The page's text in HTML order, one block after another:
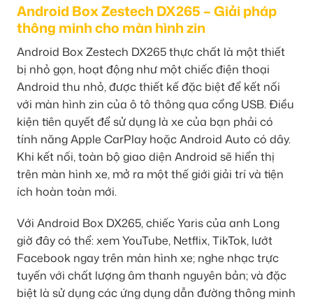
Android Box Zestech DX265 – Giải pháp
thông minh cho màn hình zin
Android Box Zestech DX265 thực chất là một thiết
bị nhỏ gọn, hoạt động như một chiếc điện thoại
Android thu nhỏ, được thiết kế đặc biệt để kết nối
với màn hình zin của ô tô thông qua cổng USB. Điều
kiện tiên quyết để sử dụng là xe của bạn phải có
tính năng Apple CarPlay hoặc Android Auto có dây.
Khi kết nối, toàn bộ giao diện Android sẽ hiển thị
trên màn hình xe, mở ra một thế giới giải trí và tiện
ích hoàn toàn mới.
Với Android Box DX265, chiếc Yaris của anh Long
giờ đây có thể: xem YouTube, Netflix, TikTok, lướt
Facebook ngay trên màn hình xe; nghe nhạc trực
tuyến với chất lượng âm thanh nguyên bản; và đặc
biệt là sử dụng các ứng dụng dẫn đường thông minh